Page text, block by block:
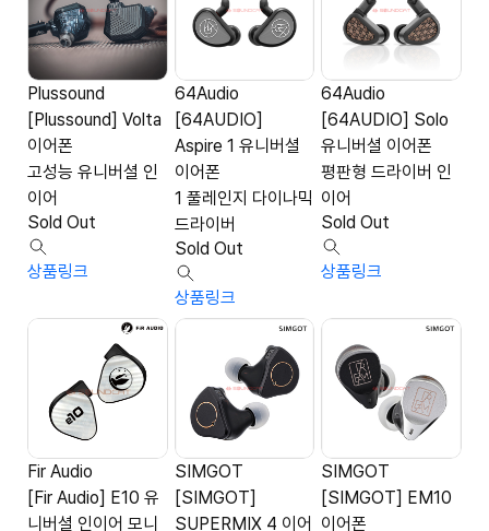
Plussound
[Plussound] Volta
이어폰
고성능 유니버셜 인
이어
Sold Out
상품링크
64Audio
[64AUDIO]
Aspire 1 유니버셜
이어폰
1 풀레인지 다이나믹
드라이버
Sold Out
상품링크
64Audio
[64AUDIO] Solo
유니버셜 이어폰
평판형 드라이버 인
이어
Sold Out
상품링크
Fir Audio
[Fir Audio] E10 유
니버셜 인이어 모니
SIMGOT
[SIMGOT]
SUPERMIX 4 이어
SIMGOT
[SIMGOT] EM10
이어폰